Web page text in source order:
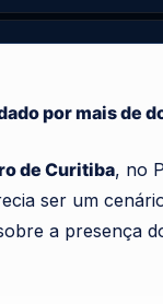
por mais de
de Curitiba, no
ser um
a presença